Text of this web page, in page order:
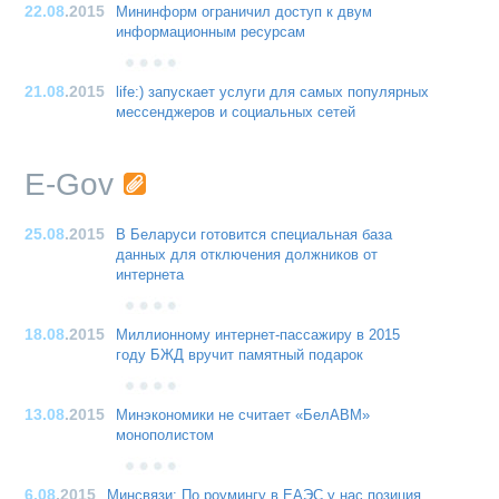
22.08.2015
Мининформ ограничил доступ к двум
информационным ресурсам
21.08.2015
life:) запускает услуги для самых популярных
мессенджеров и социальных сетей
E-Gov
25.08.2015
В Беларуси готовится специальная база
данных для отключения должников от
интернета
18.08.2015
Миллионному интернет-пассажиру в 2015
году БЖД вручит памятный подарок
13.08.2015
Минэкономики не считает «БелАВМ»
монополистом
6.08.2015 Минсвязи: По роумингу в ЕАЭС у нас позиция